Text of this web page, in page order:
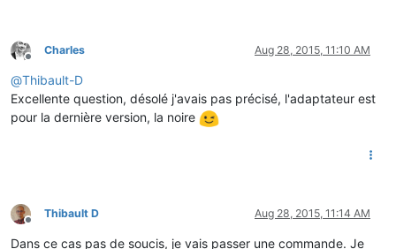
Offline
Charles Aug 28, 2015, 11:10 AM
@Thibault-D
Excellente question, désolé j'avais pas précisé, l'adaptateur est
pour la dernière version, la noire
Offline
Thibault D Aug 28, 2015, 11:14 AM
Dans ce cas pas de soucis, je vais passer une commande. Je